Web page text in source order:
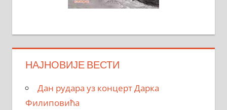
НАЈНОВИЈЕ ВЕСТИ
Дан рудара уз концерт Дарка
Филиповића